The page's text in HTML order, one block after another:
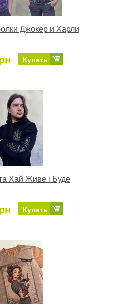
Джокер и Харли
Купить
Хай Живе і Буде
Купить